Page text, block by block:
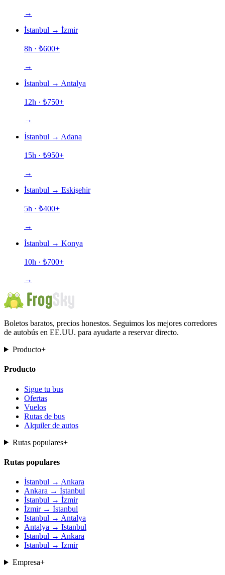
→
İstanbul → İzmir
8h · ₺600+
→
İstanbul → Antalya
12h · ₺750+
→
İstanbul → Adana
15h · ₺950+
→
İstanbul → Eskişehir
5h · ₺400+
→
İstanbul → Konya
10h · ₺700+
→
Boletos baratos, precios honestos. Seguimos los mejores corredores
de autobús en EE.UU. para ayudarte a reservar directo.
Producto+
Producto
Sigue tu bus
Ofertas
Vuelos
Rutas de bus
Alquiler de autos
Rutas populares+
Rutas populares
İstanbul → Ankara
Ankara → İstanbul
İstanbul → İzmir
İzmir → İstanbul
Istanbul → Antalya
Antalya → Istanbul
Istanbul → Ankara
Istanbul → Izmir
Empresa+